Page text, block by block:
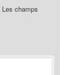
Les champs